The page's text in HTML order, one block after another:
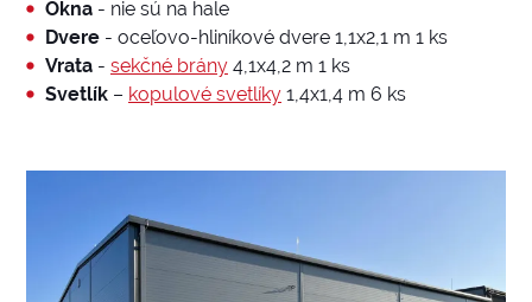
Okna - nie sú na hale
Dvere - oceľovo-hliníkové dvere 1,1x2,1 m 1 ks
Vrata - sekčné brány 4,1x4,2 m 1 ks
Svetlík – kopulové svetlíky 1,4x1,4 m 6 ks